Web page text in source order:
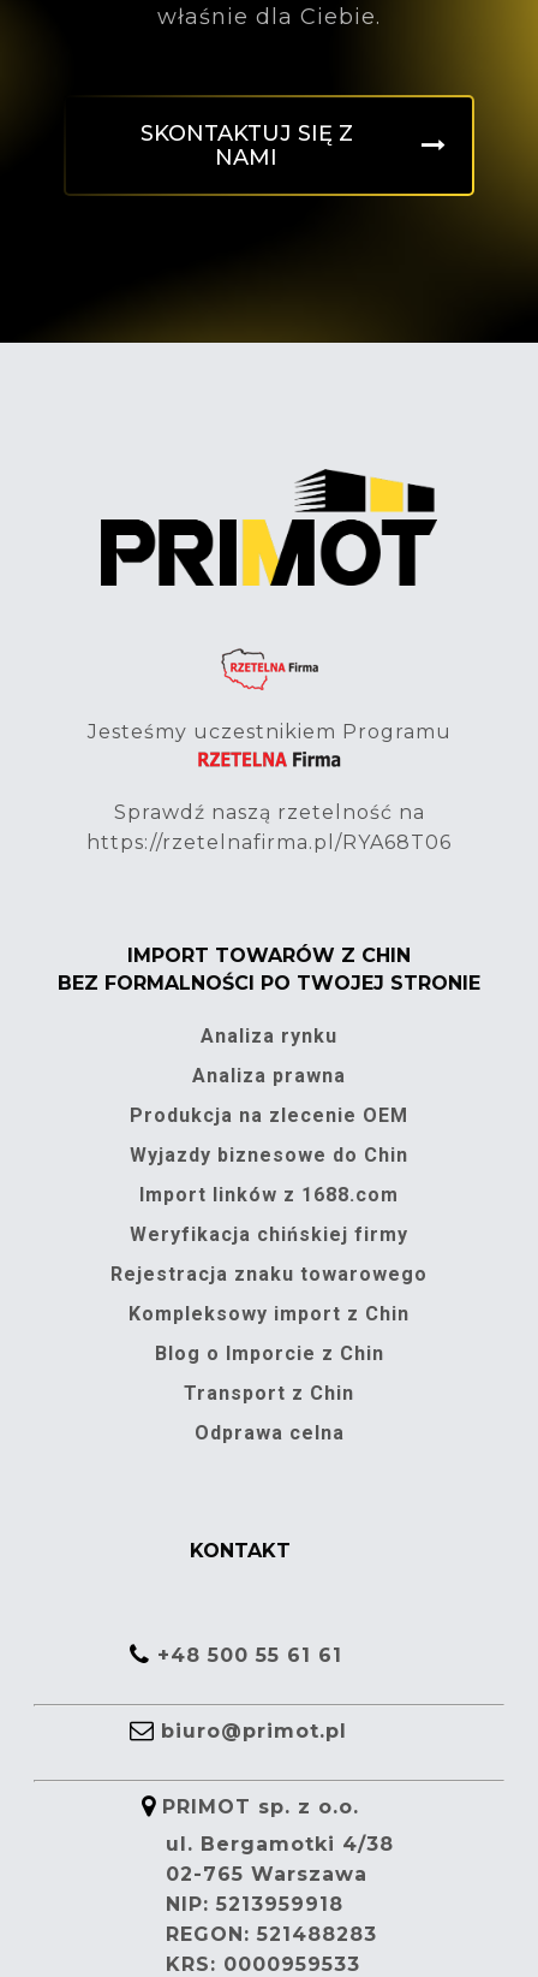
właśnie dla Ciebie.
SKONTAKTUJ SIĘ Z
NAMI
Jesteśmy uczestnikiem Programu
Sprawdź naszą rzetelność na
https://rzetelnafirma.pl/RYA68T06
IMPORT TOWARÓW Z CHIN
BEZ FORMALNOŚCI PO TWOJEJ STRONIE
Analiza rynku
Analiza prawna
Produkcja na zlecenie OEM
Wyjazdy biznesowe do Chin
Import linków z 1688.com
Weryfikacja chińskiej firmy
Rejestracja znaku towarowego
Kompleksowy import z Chin
Blog o Imporcie z Chin
Transport z Chin
Odprawa celna
KONTAKT
+48 500 55 61 61
biuro@primot.pl
PRIMOT sp. z o.o.
ul. Bergamotki 4/38
02-765 Warszawa
NIP: 5213959918
REGON: 521488283
KRS: 0000959533